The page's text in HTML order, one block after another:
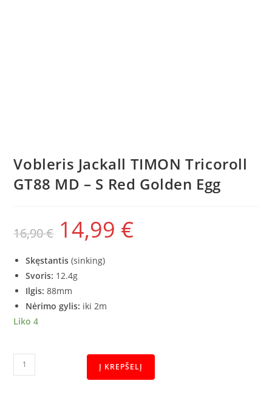
Vobleris Jackall TIMON Tricoroll
GT88 MD – S Red Golden Egg
16,90€ 14,99 €
Skęstantis(sinking)
Svoris: 12.4g
Ilgis:88mm
Nėrimo gylis: iki 2m
Liko 4
Į KREPŠELĮ